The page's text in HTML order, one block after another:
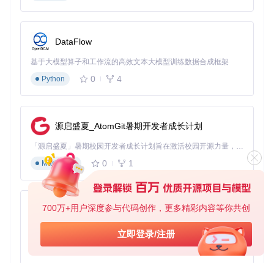
700万+用户深度参与代码创作，更多精彩内容等你共创
立即登录/注册
场景一：学术讲座归档将持续数小时的学术讲座按章节自动分
段，保留每个主题的完整内容，方便后续检索和学习。
动将游戏直播分割为多个高光片段，减少后期剪辑工作量。
点或议程自动分段，确保每个环节内容独立完整。
实战配置
基础配置步骤：
条件：在录制设置中启用"自动分P"选项
操作：选择分段模式（按时长/按大小/按内容）并设置阈值
预期结果：系统在录制过程中自动创建分段标记，完成后
生成多个视频文件
# 自动分P配置示例
DataFlow
基于大模型算子和工作流的高效文本大模型训练数据合成框架
Python
0 4
源启盛夏_AtomGit暑期开发者成长计划
「源启盛夏」暑期校园开发者成长计划旨在激活校园开源力量，通过积分激励、认证扶持、资源倾斜等形式，引导高校组织和开发者完成「入驻 — 建项目 — 做贡献 — 获认证 — 得资源」的完整闭环。无论你是想带领社团入驻平台的组织者，还是希望用代码贡献证明自己的开发者，都能在这里找到属于你的成长路径。
Markdown
0 1
py-xiaozhi
基于Python的Xiaozhi AI，适用于想要完整Xiaozhi体验而无需拥有专用硬件的用户。
Python
0 1